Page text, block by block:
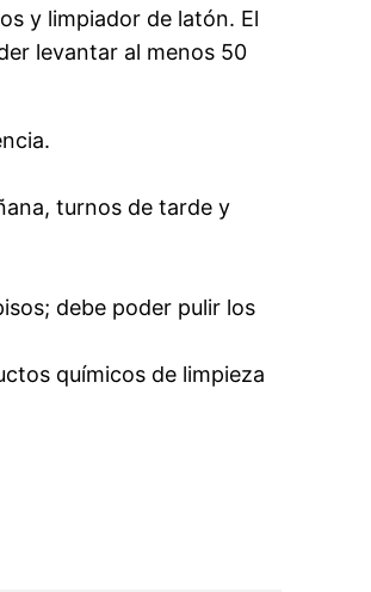
y limpiador de latón. El
levantar al menos 50
turnos de tarde y
debe poder pulir los
químicos de limpieza